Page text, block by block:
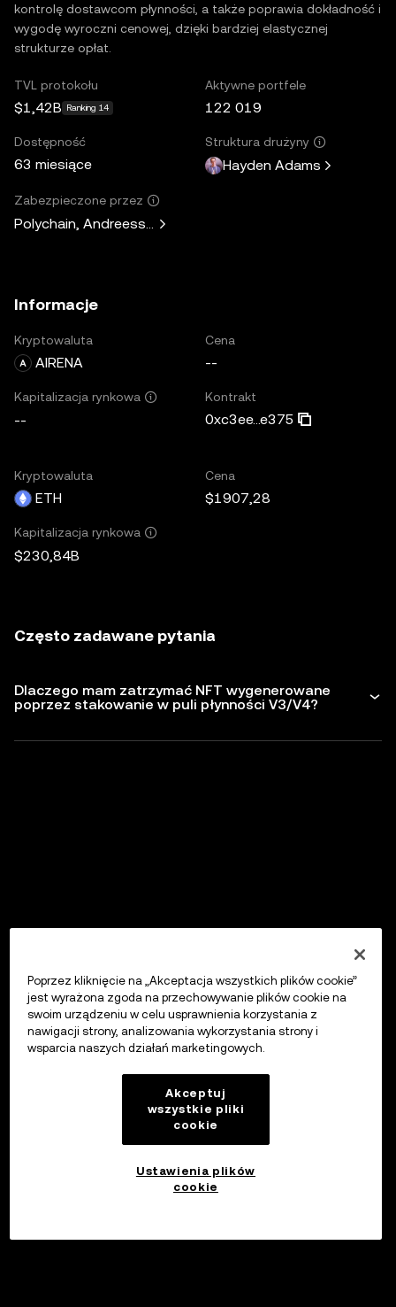
kontrolę dostawcom płynności, a także poprawia dokładność i
wygodę wyroczni cenowej, dzięki bardziej elastycznej
strukturze opłat.
TVL protokołu
$1,42B Ranking 14
Aktywne portfele
122 019
Dostępność
63 miesiące
Struktura drużyny
Hayden Adams
Zabezpieczone przez
Polychain, Andreessen Horowitz, Paradigm, Variant Fund,
Informacje
Kryptowaluta
AIRENA
Cena
--
Kapitalizacja rynkowa
--
Kontrakt
0xc3ee...e375
Kryptowaluta
ETH
Cena
$1907,28
Kapitalizacja rynkowa
$230,84B
Często zadawane pytania
Dlaczego mam zatrzymać NFT wygenerowane
poprzez stakowanie w puli płynności V3/V4?
Poprzez kliknięcie na „Akceptacja wszystkich plików cookie”
jest wyrażona zgoda na przechowywanie plików cookie na
swoim urządzeniu w celu usprawnienia korzystania z
nawigacji strony, analizowania wykorzystania strony i
wsparcia naszych działań marketingowych.
Akceptuj
wszystkie pliki
cookie
Ustawienia plików
cookie